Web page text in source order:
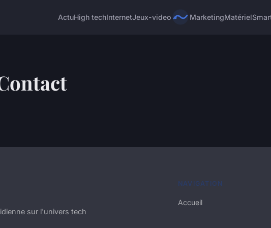
ActuHigh techInternetJeux-video MarketingMatériel
sur l'univers tech
NAVIGATION
Accueil